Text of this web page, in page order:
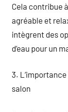
Cela contribue
agréable et
intègrent des
d’eau pour un
3.
salon